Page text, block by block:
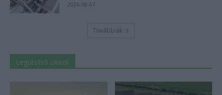
2026-08-07
Továbbiak
Legutolsó cikkek